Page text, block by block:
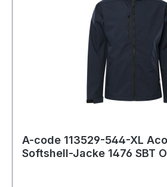
A-code 113529-544-XL
Softshell-Jacke 1476 SBT